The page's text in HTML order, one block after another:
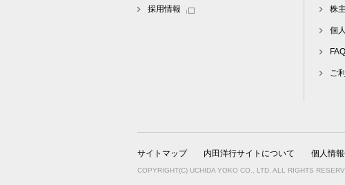
採用情報 株
個
ご
サイトマップ 内田洋行サイトについて 個人情
COPYRIGHT(C) UCHIDA YOKO CO., LTD. ALL RIGHTS